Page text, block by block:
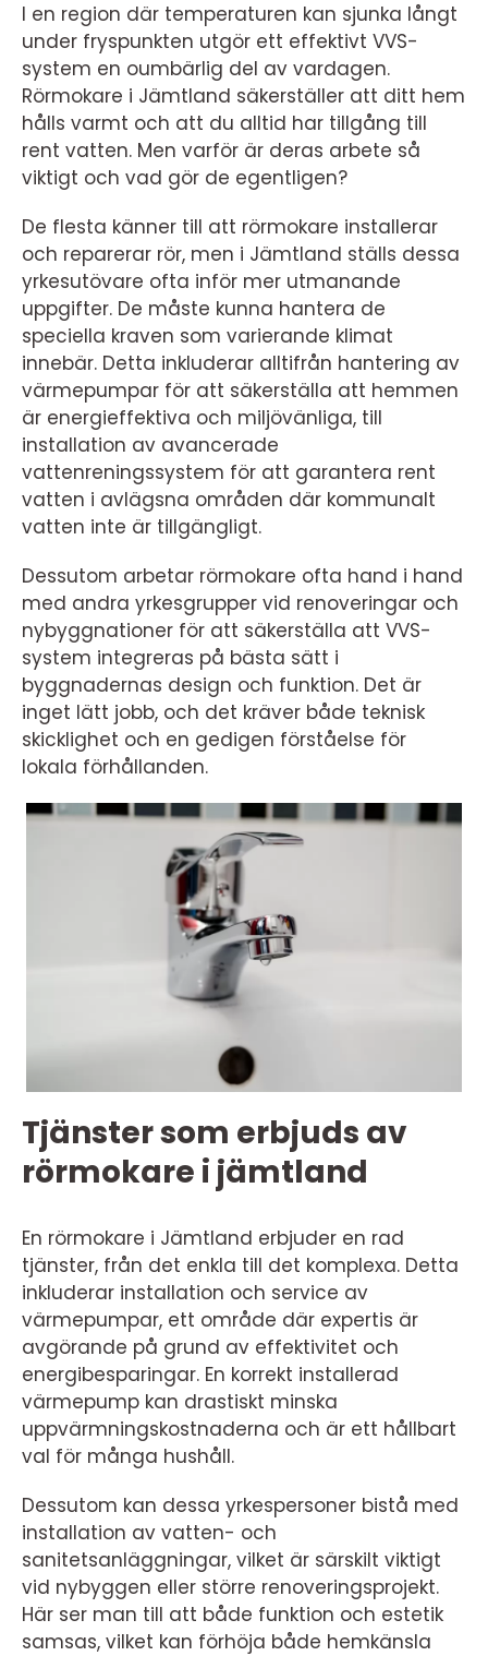
I en region där temperaturen kan sjunka långt
under fryspunkten utgör ett effektivt VVS-
system en oumbärlig del av vardagen.
Rörmokare i Jämtland säkerställer att ditt hem
hålls varmt och att du alltid har tillgång till
rent vatten. Men varför är deras arbete så
viktigt och vad gör de egentligen?
De flesta känner till att rörmokare installerar
och reparerar rör, men i Jämtland ställs dessa
yrkesutövare ofta inför mer utmanande
uppgifter. De måste kunna hantera de
speciella kraven som varierande klimat
innebär. Detta inkluderar alltifrån hantering av
värmepumpar för att säkerställa att hemmen
är energieffektiva och miljövänliga, till
installation av avancerade
vattenreningssystem för att garantera rent
vatten i avlägsna områden där kommunalt
vatten inte är tillgängligt.
Dessutom arbetar rörmokare ofta hand i hand
med andra yrkesgrupper vid renoveringar och
nybyggnationer för att säkerställa att VVS-
system integreras på bästa sätt i
byggnadernas design och funktion. Det är
inget lätt jobb, och det kräver både teknisk
skicklighet och en gedigen förståelse för
lokala förhållanden.
Tjänster som erbjuds av
rörmokare i jämtland
En rörmokare i Jämtland erbjuder en rad
tjänster, från det enkla till det komplexa. Detta
inkluderar installation och service av
värmepumpar, ett område där expertis är
avgörande på grund av effektivitet och
energibesparingar. En korrekt installerad
värmepump kan drastiskt minska
uppvärmningskostnaderna och är ett hållbart
val för många hushåll.
Dessutom kan dessa yrkespersoner bistå med
installation av vatten- och
sanitetsanläggningar, vilket är särskilt viktigt
vid nybyggen eller större renoveringsprojekt.
Här ser man till att både funktion och estetik
samsas, vilket kan förhöja både hemkänsla